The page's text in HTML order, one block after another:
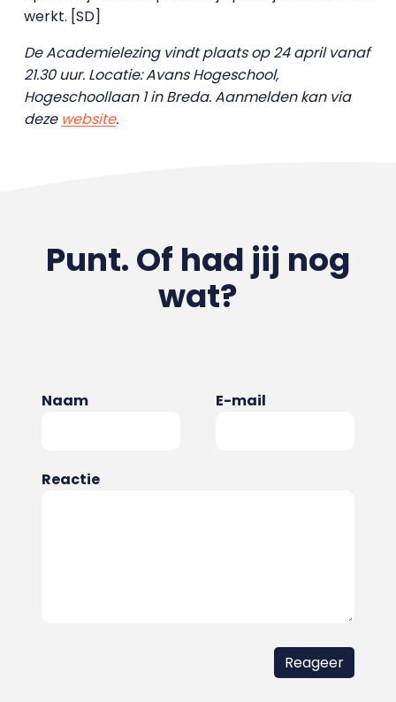
werkt. [SD]
De Academielezing vindt plaats op 24 april vanaf
21.30 uur. Locatie: Avans Hogeschool,
Hogeschoollaan 1 in Breda. Aanmelden kan via
deze website.
Punt. Of had jij nog
wat?
Naam E-mail
Reactie